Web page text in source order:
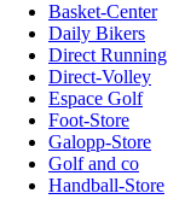
Basket-Center
Daily Bikers
Direct Running
Direct-Volley
Espace Golf
Foot-Store
Galopp-Store
Golf and co
Handball-Store